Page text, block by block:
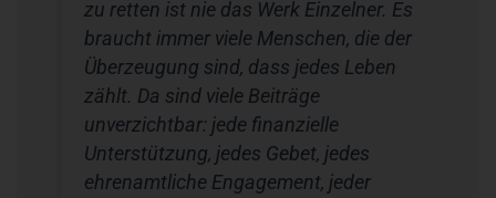
zu retten ist nie das Werk Einzelner. Es
braucht immer viele Menschen, die der
Überzeugung sind, dass jedes Leben
zählt. Da sind viele Beiträge
unverzichtbar: jede finanzielle
Unterstützung, jedes Gebet, jedes
ehrenamtliche Engagement, jeder